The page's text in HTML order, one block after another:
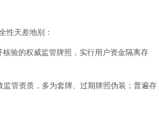
性天差地别：
验的权威监管牌照，实行用户资金隔离存
管资质，多为套牌、过期牌照伪装；普遍存